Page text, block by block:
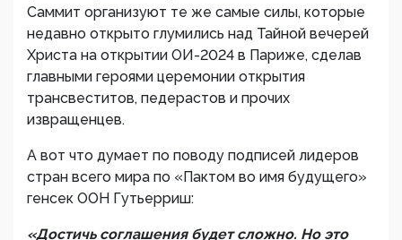
Саммит организуют те же самые силы, которые
недавно открыто глумились над Тайной вечерей
Христа на открытии ОИ-2024 в Париже, сделав
главными героями церемонии открытия
трансвеститов, педерастов и прочих
извращенцев.
А вот что думает по поводу подписей лидеров
стран всего мира по «Пактом во имя будущего»
генсек ООН Гутьерриш:
«Достичь соглашения будет сложно. Но это